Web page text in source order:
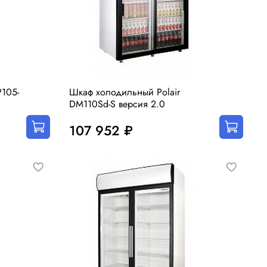
Шкаф холодильный Polair
DM110Sd-S версия 2.0
107 952 ₽